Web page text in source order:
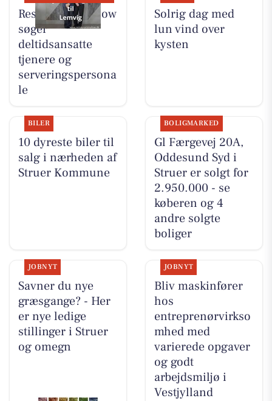
Restaurant Mellow
søger
deltidsansatte
tjenere og
serveringspersona
le
Solrig dag med
lun vind over
kysten
BILER
10 dyreste biler til
salg i nærheden af
Struer Kommune
BOLIGMARKED
Gl Færgevej 20A,
Oddesund Syd i
Struer er solgt for
2.950.000 - se
køberen og 4
andre solgte
boliger
JOBNYT
Savner du nye
græsgange? - Her
er nye ledige
stillinger i Struer
og omegn
JOBNYT
Bliv maskinfører
hos
entreprenørvirkso
mhed med
varierede opgaver
og godt
arbejdsmiljø i
Vestjylland